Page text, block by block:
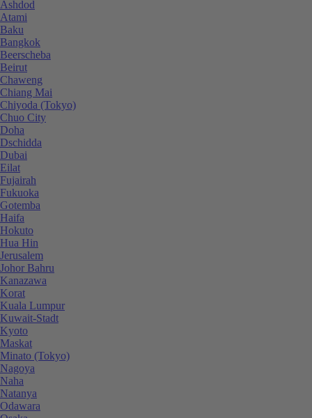
Ashdod
Atami
Baku
Bangkok
Beerscheba
Beirut
Chaweng
Chiang Mai
Chiyoda (Tokyo)
Chuo City
Doha
Dschidda
Dubai
Eilat
Fujairah
Fukuoka
Gotemba
Haifa
Hokuto
Hua Hin
Jerusalem
Johor Bahru
Kanazawa
Korat
Kuala Lumpur
Kuwait-Stadt
Kyoto
Maskat
Minato (Tokyo)
Nagoya
Naha
Natanya
Odawara